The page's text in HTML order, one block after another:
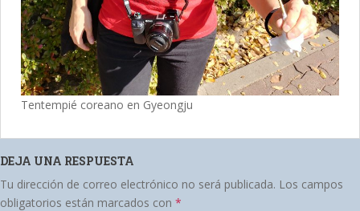
Tentempié coreano en Gyeongju
DEJA UNA RESPUESTA
Tu dirección de correo electrónico no será publicada. Los campos
obligatorios están marcados con *